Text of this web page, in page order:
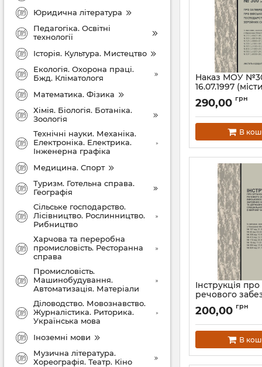
Юридична література
Педагогіка. Освітні
технології
Історія. Культура. Мистецтво
Екологія. Охорона праці.
Бжд. Кліматологя
Математика. Фізика
Хімія. Біологія. Ботаніка.
Зоологія
Технічні науки. Механіка.
Електроніка. Електрика.
Інженерна графіка
Медицина. Спорт
Туризм. Готельна справа.
Географія
Сільське господарство.
Лісівництво. Рослинництво.
Рибництво
Харчова та переробна
промисловість. Ресторанна
справа
Промисловість.
Машинобудування.
Автоматизація. Матеріали
Діловодство. Мовознавство.
Журналістика. Риторика.
Українська мова
Іноземні мови
Музична література.
Хореографія. Театр. Кіно
Наказ МОУ
16.07.1997
— Про
Положення про
(корабельне)
Збройних Сил
змінами від
290,00 грн
В
Інструкція
речового
Збройних Сил
Державної
служби
мирний час
період
200,00 грн
В